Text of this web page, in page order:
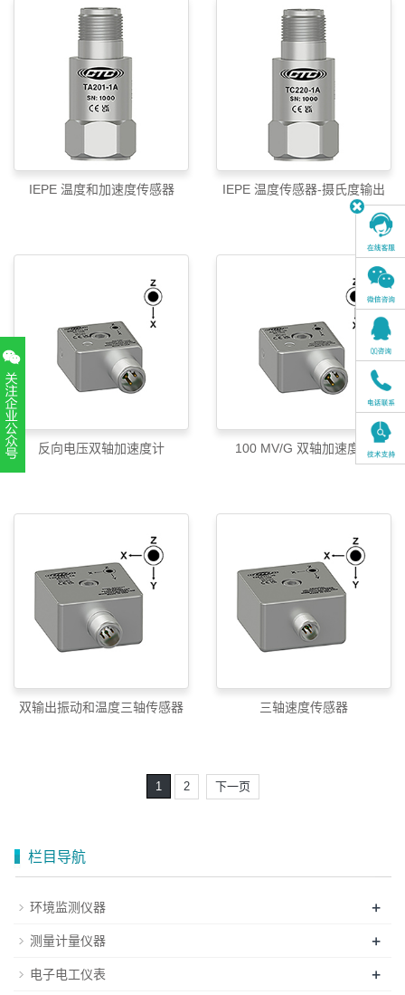
IEPE 温度和加速度传感器 IEPE 温度传感器-摄氏度输出
反向电压双轴加速度计 100 MV/G 双轴加速度计
双输出振动和温度三轴传感器 三轴速度传感器
1 2 下一页
栏目导航
环境监测仪器 +
测量计量仪器 +
电子电工仪表 +
扫一扫，关注官方账号